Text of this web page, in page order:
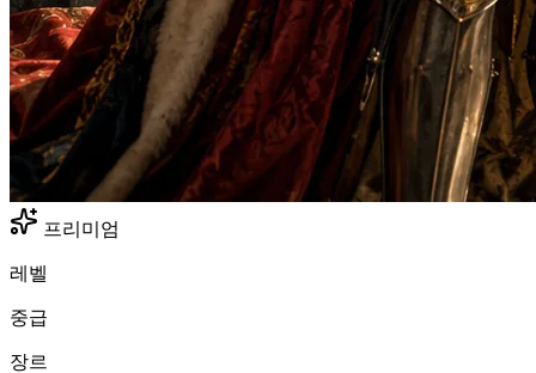
프리미엄
레벨
중급
장르